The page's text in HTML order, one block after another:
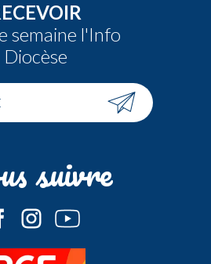
semaine l'Info
Diocèse
suivre